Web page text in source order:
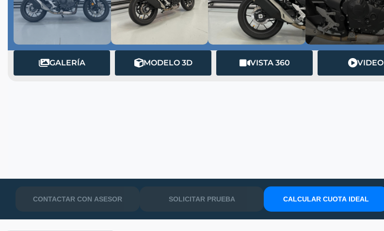
GALERÍA MODELO 3D VISTA 360 VIDEO
CONTACTAR CON ASESOR SOLICITAR PRUEBA CALCULAR CUOTA IDEAL